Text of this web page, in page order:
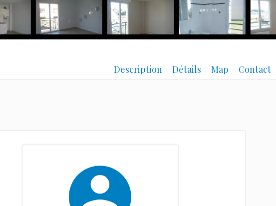
Description Détails Map Contact